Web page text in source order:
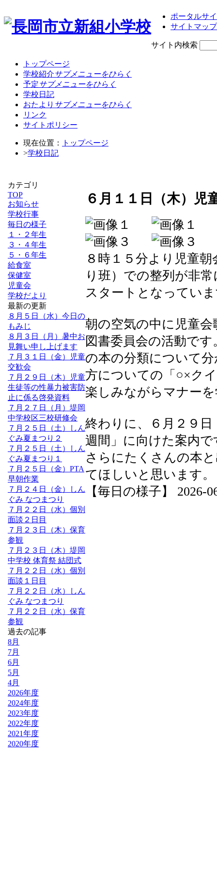
ポータルサ
サイトマップ
サイト内検索
トップページ
学校紹介サブメニューをひらく
予定サブメニューをひらく
学校日記
おたより サブメニューをひらく
リンク
サイトポリシー
現在位置：
トップページ
>学校日記